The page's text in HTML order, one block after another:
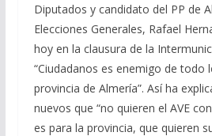
Diputados y candidato del PP de
Elecciones Generales, Rafael
hoy en la clausura de la
“Ciudadanos es enemigo de todo
provincia de Almería”. Así ha
nuevos que “no quieren el AVE
es para la provincia, que quieren